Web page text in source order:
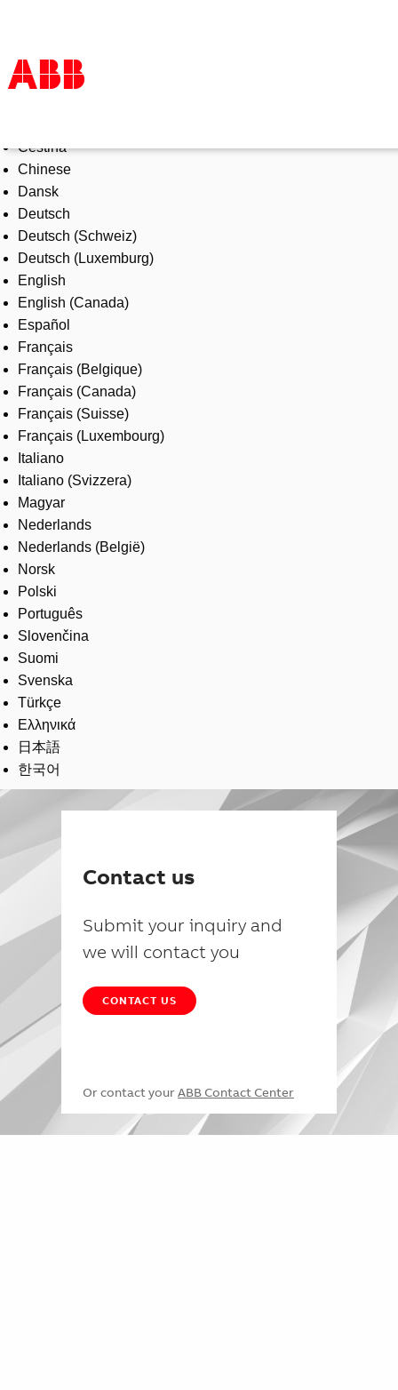
Products & Solutions
Industries
Services
About us
Where to buy
Contact us
Careers
Čeština
Chinese
Dansk
Deutsch
Deutsch (Schweiz)
Deutsch (Luxemburg)
English
English (Canada)
Español
Français
Français (Belgique)
Français (Canada)
Français (Suisse)
Français (Luxembourg)
Italiano
Italiano (Svizzera)
Magyar
Nederlands
Nederlands (België)
Norsk
Polski
Português
Slovenčina
Suomi
Svenska
Türkçe
Ελληνικά
日本語
한국어
Contact us
Submit your inquiry and
we will contact you
CONTACT US
Or contact your ABB Contact Center